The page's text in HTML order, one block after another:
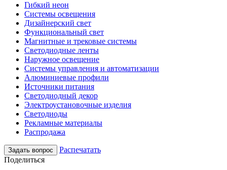
Гибкий неон
Системы освещения
Дизайнерский свет
Функциональный свет
Магнитные и трековые системы
Светодиодные ленты
Наружное освещение
Системы управления и автоматизации
Алюминиевые профили
Источники питания
Светодиодный декор
Электроустановочные изделия
Светодиоды
Рекламные материалы
Распродажа
Задать вопрос
Распечатать
Поделиться